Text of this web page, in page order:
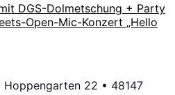
DGS-Dolmetschung + Party
Open-Mic-Konzert „Hello
Hoppengarten 22 • 48147